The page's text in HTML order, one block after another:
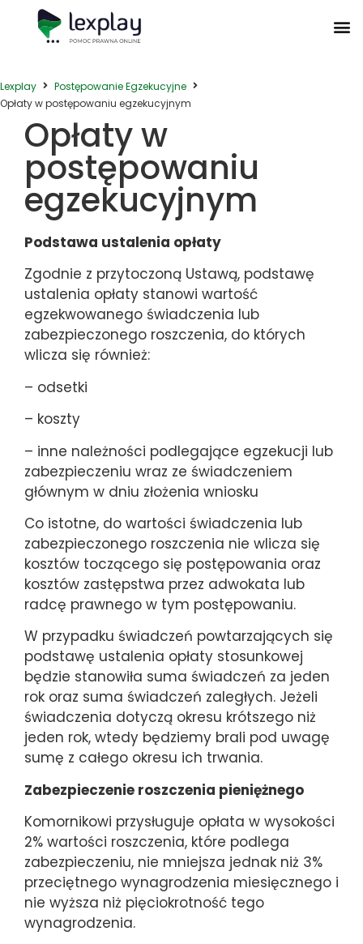
Lexplay
Postępowanie Egzekucyjne
Opłaty w postępowaniu egzekucyjnym
Opłaty w
postępowaniu
egzekucyjnym
Podstawa ustalenia opłaty
Zgodnie z przytoczoną Ustawą, podstawę
ustalenia opłaty stanowi wartość
egzekwowanego świadczenia lub
zabezpieczonego roszczenia, do których
wlicza się również:
– odsetki
– koszty
– inne należności podlegające egzekucji lub
zabezpieczeniu wraz ze świadczeniem
głównym w dniu złożenia wniosku
Co istotne, do wartości świadczenia lub
zabezpieczonego roszczenia nie wlicza się
kosztów toczącego się postępowania oraz
kosztów zastępstwa przez adwokata lub
radcę prawnego w tym postępowaniu.
W przypadku świadczeń powtarzających się
podstawę ustalenia opłaty stosunkowej
będzie stanowiła suma świadczeń za jeden
rok oraz suma świadczeń zaległych. Jeżeli
świadczenia dotyczą okresu krótszego niż
jeden rok, wtedy będziemy brali pod uwagę
sumę z całego okresu ich trwania.
Zabezpieczenie roszczenia pieniężnego
Komornikowi przysługuje opłata w wysokości
2% wartości roszczenia, które podlega
zabezpieczeniu, nie mniejsza jednak niż 3%
przeciętnego wynagrodzenia miesięcznego i
nie wyższa niż pięciokrotność tego
wynagrodzenia.